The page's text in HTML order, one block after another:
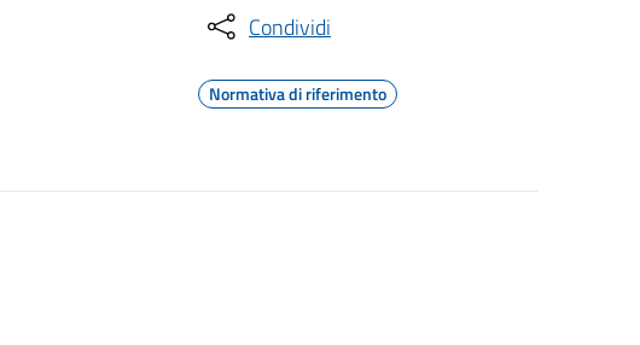
Condividi
Normativa di riferimento